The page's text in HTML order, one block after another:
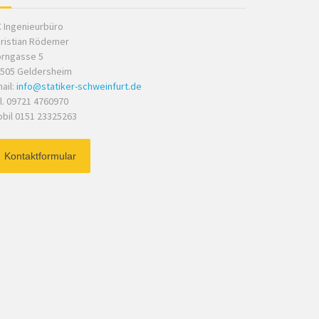
Ingenieurbüro
Rödemer
5
Geldersheim
info@statiker-schweinfurt.de
09721 4760970
0151 23325263
Kontaktformular